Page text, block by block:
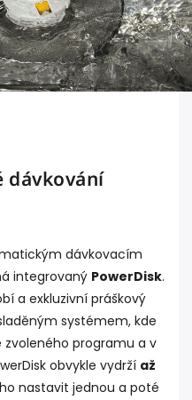
dávkování
dávkovacím
integrovaný PowerDisk.
a exkluzivní práškový
systémem, kde
programu a v
obvykle vydrží až
nastavit jednou a poté